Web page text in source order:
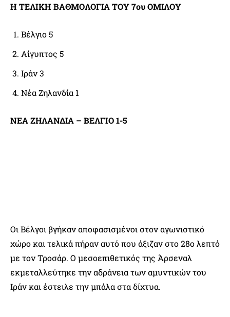
Η ΤΕΛΙΚΗ ΒΑΘΜΟΛΟΓΙΑ ΤΟΥ 7ου ΟΜΙΛΟΥ
Βέλγιο 5
Αίγυπτος 5
Ιράν 3
Νέα Ζηλανδία 1
ΝΕΑ ΖΗΛΑΝΔΙΑ – ΒΕΛΓΙΟ 1-5
Οι Βέλγοι βγήκαν αποφασισμένοι στον αγωνιστικό
χώρο και τελικά πήραν αυτό που άξιζαν στο 28ο λεπτό
με τον Τροσάρ. Ο μεσοεπιθετικός της Άρσεναλ
εκμεταλλεύτηκε την αδράνεια των αμυντικών του
Ιράν και έστειλε την μπάλα στα δίχτυα.